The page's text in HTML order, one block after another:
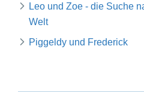
Leo und Zoe - die Suche
Welt
Piggeldy und Frederick